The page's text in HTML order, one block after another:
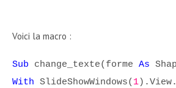
Voici la macro :
Sub change_texte(forme As
With SlideShowWindows( 1